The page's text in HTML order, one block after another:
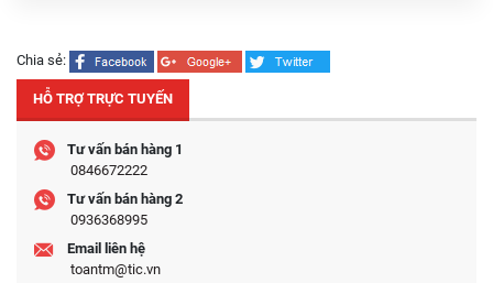
Chia sẻ:
HỖ TRỢ TRỰC TUYẾN
Tư vấn bán hàng 1
0846672222
Tư vấn bán hàng 2
0936368995
Email liên hệ
toantm@tic.vn